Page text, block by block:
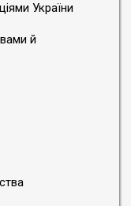
України
й